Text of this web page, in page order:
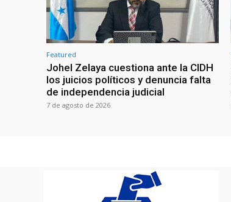
Featured
Johel Zelaya cuestiona ante la CIDH
los juicios políticos y denuncia falta
de independencia judicial
7 de agosto de 2026